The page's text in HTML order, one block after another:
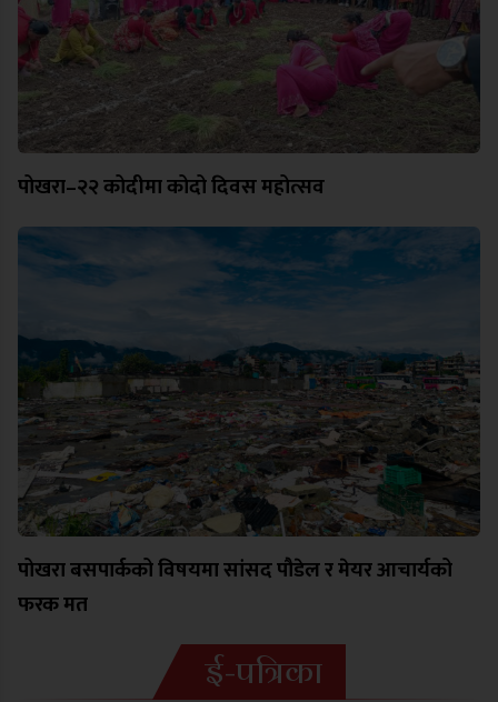
पोखरा–२२ कोदीमा कोदो दिवस महोत्सव
पोखरा बसपार्कको विषयमा सांसद पौडेल र मेयर आचार्यको
फरक मत
ई-पत्रिका